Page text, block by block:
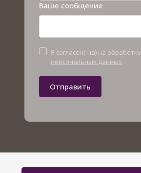
Ваше сообщение
Отправить
Я согласен(-на) на обработку
персональных данных